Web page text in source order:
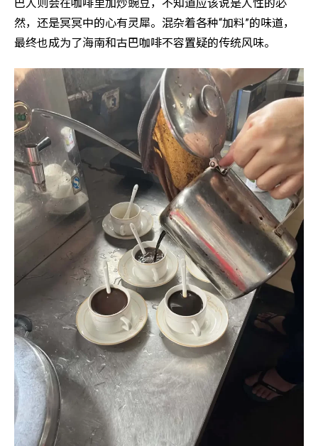
巴人则会在咖啡里加炒豌豆，不知道应该说是人性的必
然，还是冥冥中的心有灵犀。混杂着各种“加料”的味道，
最终也成为了海南和古巴咖啡不容置疑的传统风味。